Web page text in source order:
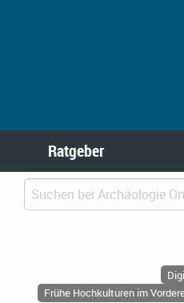
Ratgeber
Frühe Hochkulturen im